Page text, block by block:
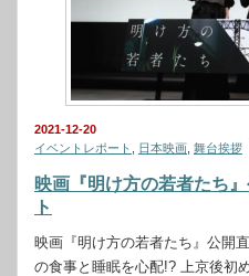
2021-12-20
イベントレポート
日本映画 舞台挨拶
映画『明け方の若者たち
ト
映画『明け方の若者たち』公開
の食事と睡眠を心配!? 上京後初